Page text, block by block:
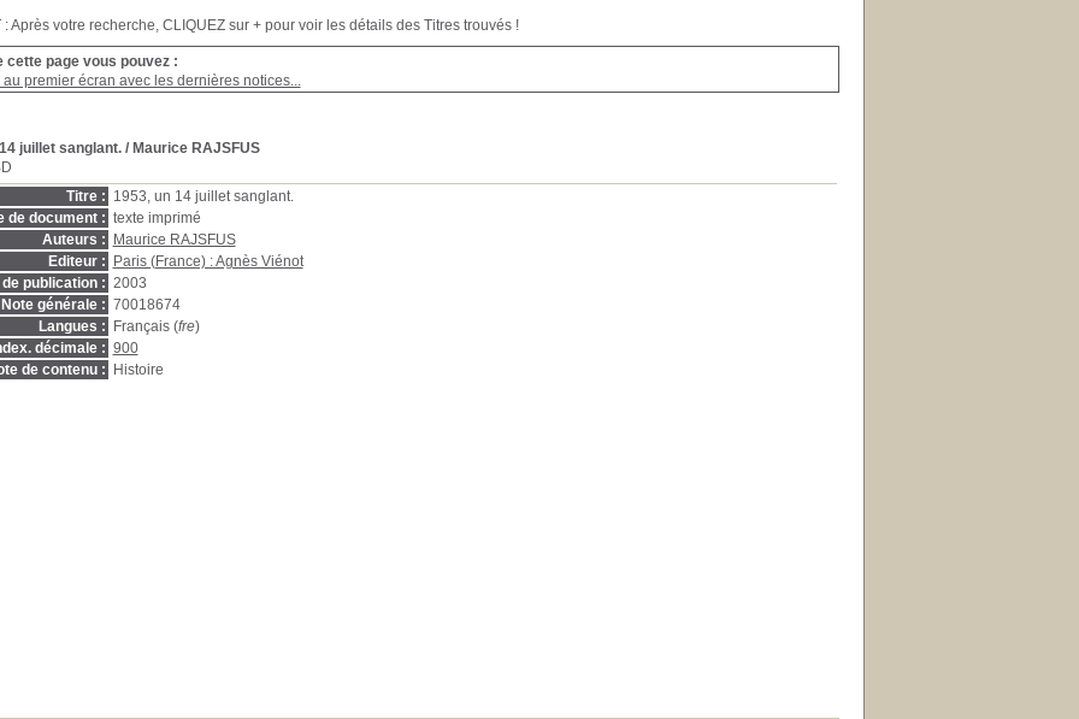
: Après votre recherche, CLIQUEZ sur + pour voir les détails des Titres trouvés !
cette page vous pouvez :
au premier écran avec les dernières notices...
juillet sanglant./ Maurice RAJSFUS
Titre : 1953, un 14 juillet sanglant.
de document : texte imprimé
Auteurs :
Maurice RAJSFUS
Editeur :
Paris (France) : Agnès Viénot
publication : 2003
Note générale : 70018674
Langues :
Français (fre)
décimale : 900
de contenu :
Histoire